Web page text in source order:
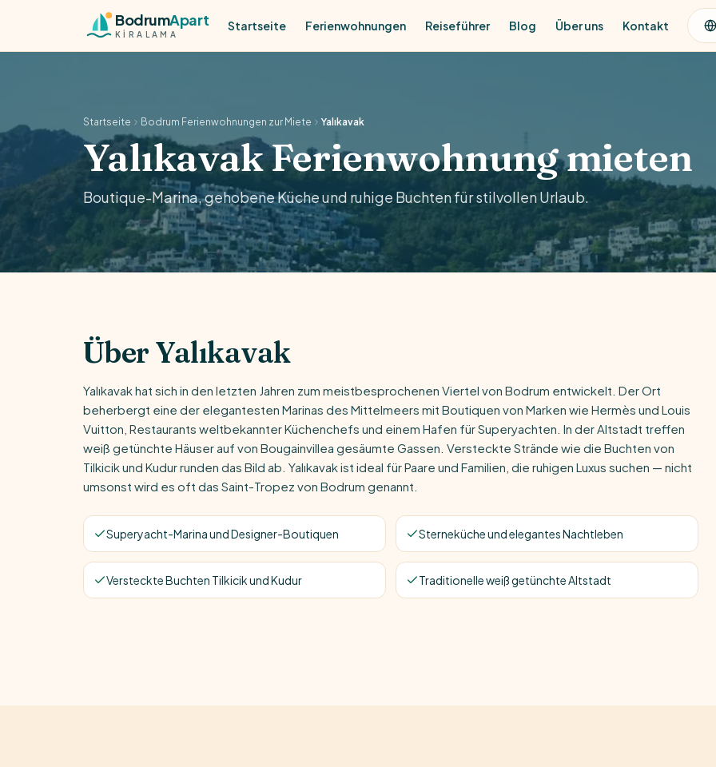
BodrumApart
KİRALAMA
Startseite Ferienwohnungen Reiseführer Blog Über uns Kontakt
Startseite Bodrum Ferienwohnungen zur Miete Yalıkavak
Yalıkavak Ferienwohnung mieten
Boutique-Marina, gehobene Küche und ruhige Buchten für stilvollen Urlaub.
Über Yalıkavak
Yalıkavak hat sich in den letzten Jahren zum meistbesprochenen Viertel von Bodrum entwickelt. Der Ort
beherbergt eine der elegantesten Marinas des Mittelmeers mit Boutiquen von Marken wie Hermès und Louis
Vuitton, Restaurants weltbekannter Küchenchefs und einem Hafen für Superyachten. In der Altstadt treffen
weiß getünchte Häuser auf von Bougainvillea gesäumte Gassen. Versteckte Strände wie die Buchten von
Tilkicik und Kudur runden das Bild ab. Yalıkavak ist ideal für Paare und Familien, die ruhigen Luxus suchen — nicht
umsonst wird es oft das Saint-Tropez von Bodrum genannt.
Superyacht-Marina und Designer-Boutiquen Sterneküche und elegantes Nachtleben
Versteckte Buchten Tilkicik und Kudur Traditionelle weiß getünchte Altstadt